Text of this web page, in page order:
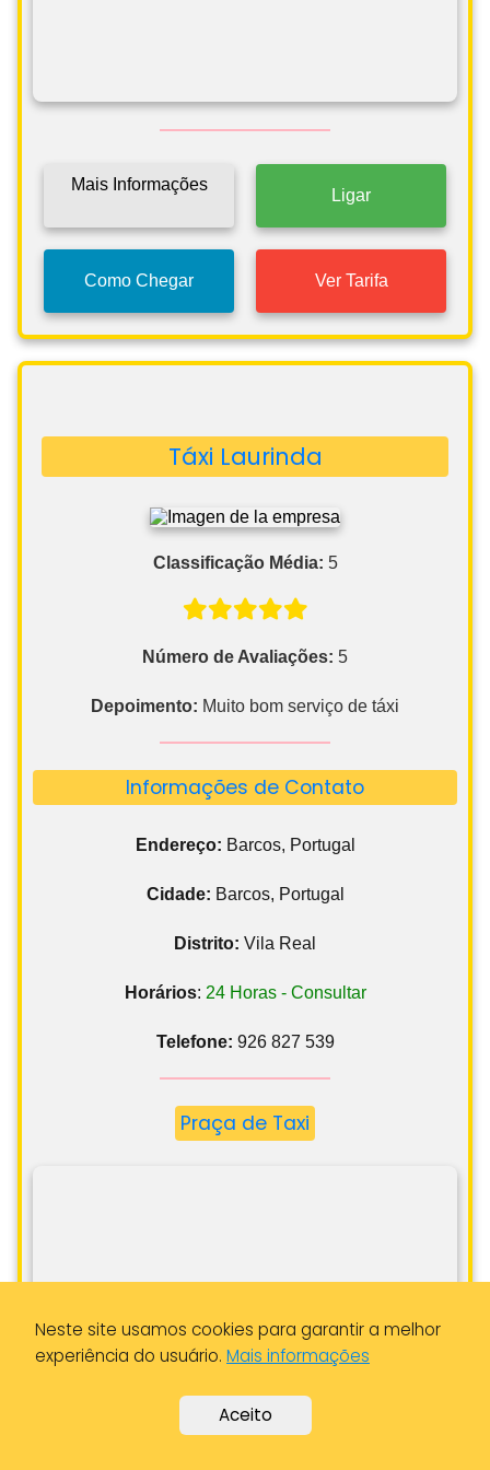
Mais Informações
Ligar
Como Chegar Ver Tarifa
Classificação Média:5
Número de Avaliações:
Depoimento:Muito bom serviço de táxi
Informações de Contato
Endereço:Barcos, Portugal
Cidade:Barcos, Portugal
Distrito:Vila Real
Horários:24 Horas - Consultar
Telefone:926 827 539
Praça de Taxi
Neste site usamos cookies para garantir a melhor
experiência do usuário. Mais informações
Aceito